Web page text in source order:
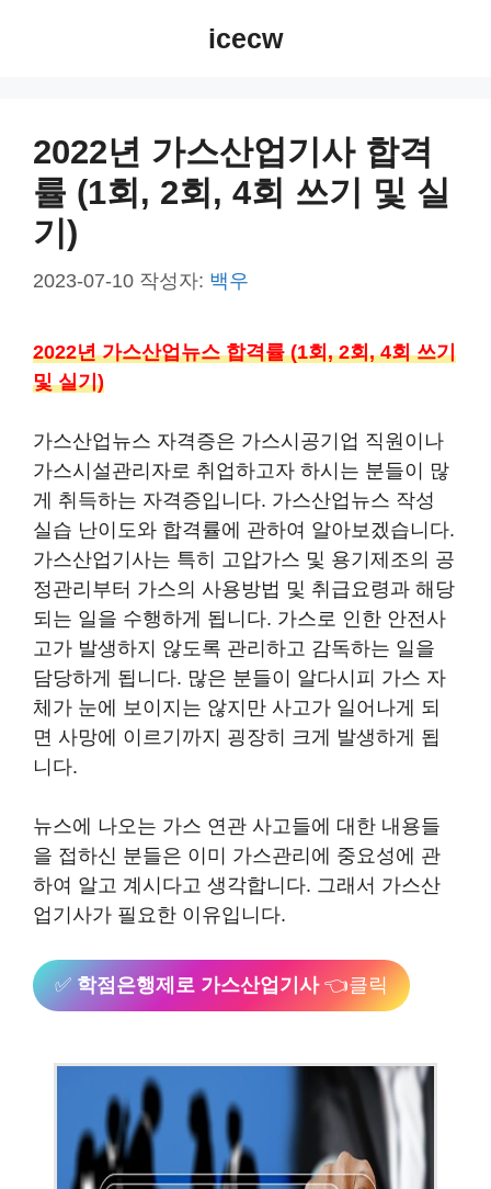
icecw
2022년 가스산업기사 합격
률 (1회, 2회, 4회 쓰기 및 실
기)
2023-07-10 작성자: 백우
2022년 가스산업뉴스 합격률 (1회, 2회, 4회 쓰기
및 실기)
가스산업뉴스 자격증은 가스시공기업 직원이나
가스시설관리자로 취업하고자 하시는 분들이 많
게 취득하는 자격증입니다. 가스산업뉴스 작성
실습 난이도와 합격률에 관하여 알아보겠습니다.
가스산업기사는 특히 고압가스 및 용기제조의 공
정관리부터 가스의 사용방법 및 취급요령과 해당
되는 일을 수행하게 됩니다. 가스로 인한 안전사
고가 발생하지 않도록 관리하고 감독하는 일을
담당하게 됩니다. 많은 분들이 알다시피 가스 자
체가 눈에 보이지는 않지만 사고가 일어나게 되
면 사망에 이르기까지 굉장히 크게 발생하게 됩
니다.
뉴스에 나오는 가스 연관 사고들에 대한 내용들
을 접하신 분들은 이미 가스관리에 중요성에 관
하여 알고 계시다고 생각합니다. 그래서 가스산
업기사가 필요한 이유입니다.
✅ 학점은행제로 가스산업기사👈클릭